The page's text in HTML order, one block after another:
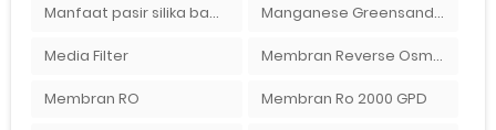
Manfaat pasir silika bagi kehidupan Manganese Greensand Plus
Media Filter Membran Reverse Osmosis
Membran RO Membran Ro 2000 GPD